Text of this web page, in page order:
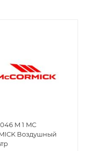
M 1 MC
Воздушный